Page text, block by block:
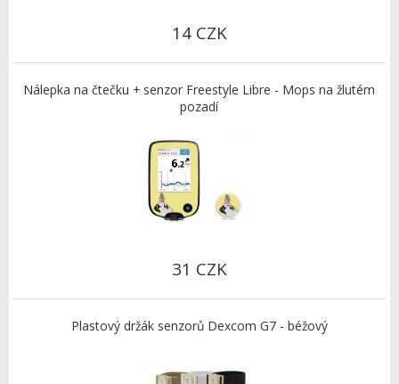
14 CZK
Nálepka na čtečku + senzor Freestyle Libre - Mops na žlutém
pozadí
31 CZK
Plastový držák senzorů Dexcom G7 - béžový